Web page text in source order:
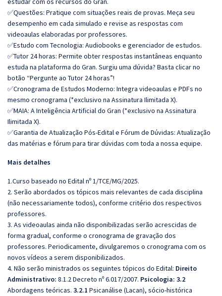
✅Questões: Pratique com situações reais de provas. Meça seu
desempenho em cada simulado e revise as respostas com
videoaulas elaboradas por professores.
✅Estudo com Tecnologia: Audiobooks e gerenciador de estudos.
✅Tutor 24 horas: Permite obter respostas instantâneas enquanto
estuda na plataforma do Gran. Surgiu uma dúvida? Basta clicar no
botão “Pergunte ao Tutor 24 horas”!
✅Cronograma de Estudos Moderno: Integra videoaulas e PDFs no
mesmo cronograma (*exclusivo na Assinatura Ilimitada X).
✅MAIA: A Inteligência Artificial do Gran (*exclusivo na Assinatura
Ilimitada X).
✅Garantia de Atualização Pós-Edital e Fórum de Dúvidas: Atualização
das matérias e fórum para tirar dúvidas com toda a nossa equipe.
Mais detalhes
1.Curso baseado no Edital nº 1/TCE/MG/2025.
2. Serão abordados os tópicos mais relevantes de cada disciplina
(não necessariamente todos), conforme critério dos respectivos
professores.
3. As videoaulas ainda não disponibilizadas serão acrescidas de
forma gradual, conforme o cronograma de gravação dos
professores. Periodicamente, divulgaremos o cronograma com os
novos vídeos a serem disponibilizados.
4. Não serão ministrados os seguintes tópicos do Edital: Direito
Administrativo: 8.1.2 Decreto nº 6.017/2007. Psicologia: 3.2
Abordagens teóricas. 3.2.1 Psicanálise (Lacan), sócio-histórica